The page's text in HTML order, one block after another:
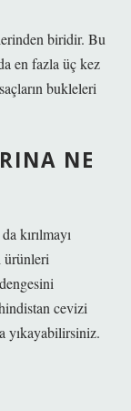
biridir. Bu
en fazla üç kez
bukleleri
NE
kırılmayı
ürünleri
cevizi
yıkayabilirsiniz.